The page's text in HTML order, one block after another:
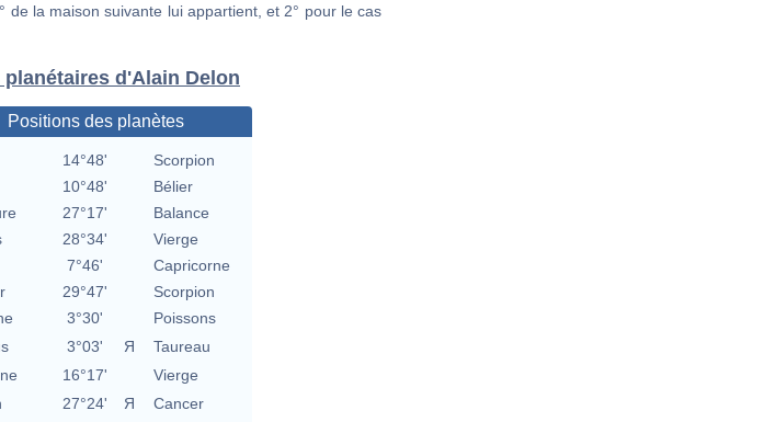
de la maison suivante lui appartient, et 2° pour le cas
d'Alain Delon
Positions des planètes
14°48'
Scorpion
10°48'
Bélier
27°17'
Balance
28°34'
Vierge
7°46'
Capricorne
29°47'
Scorpion
3°30'
Poissons
3°03' Я
Taureau
16°17'
Vierge
27°24' Я Cancer